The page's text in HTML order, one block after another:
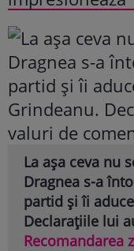
La așa ceva nu
Dragnea s-a
partid și îi
Declarațiile lui
Recomandarea